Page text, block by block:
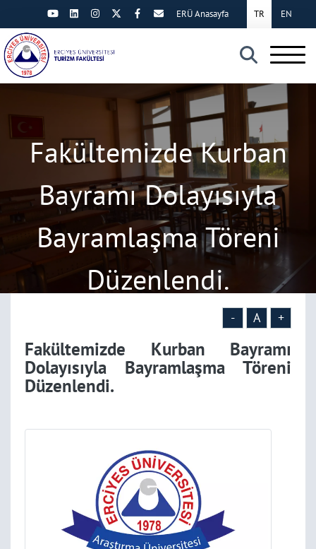
×
TR EN
ERÜ Anasayfa
Fakültemizde Kurban
Bayramı Dolayısıyla
Bayramlaşma Töreni
Düzenlendi.
- A +
Fakültemizde Kurban Bayramı
Dolayısıyla Bayramlaşma Töreni
Düzenlendi.